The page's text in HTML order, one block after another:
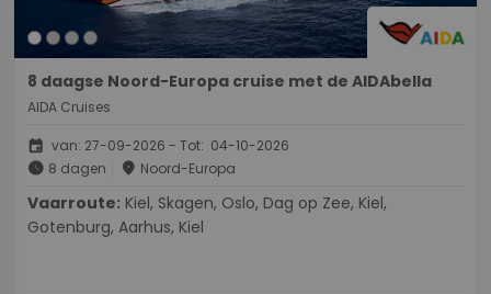
8 daagse Noord-Europa cruise met de AIDAbella
AIDA Cruises
event van: 27-09-2026 - Tot: 04-10-2026
schedule 8 dagen place Noord-Europa
Vaarroute:
Gotenburg, Aarhus, Kiel